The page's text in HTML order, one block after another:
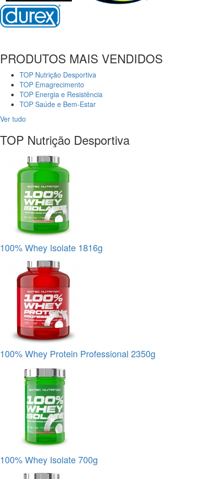
PRODUTOS MAIS VENDIDOS
TOP Nutrição Desportiva
TOP Emagrecimento
TOP Energia e Resistência
TOP Saúde e Bem-Estar
Ver tudo
TOP Nutrição Desportiva
100% Whey Isolate 1816g
100% Whey Protein Professional 2350g
100% Whey Isolate 700g